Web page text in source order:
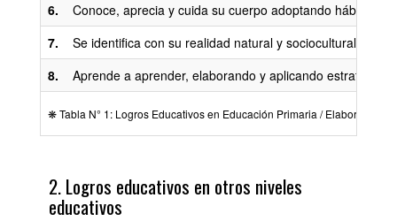
6.
Conoce, aprecia y cuida su cuerpo adoptando hábitos
7.
Se identifica con su realidad natural y sociocultural,
8.
Aprende a aprender, elaborando y aplicando
❋ Tabla N° 1: Logros Educativos en Educación Primaria / Elaborada por
2. Logros educativos en otros niveles
educativos